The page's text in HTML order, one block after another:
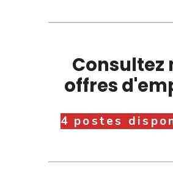
Consultez
offres
4 postes